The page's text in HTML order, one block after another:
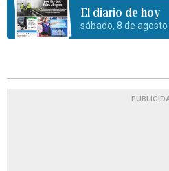
El diario de hoy
sábado, 8 de